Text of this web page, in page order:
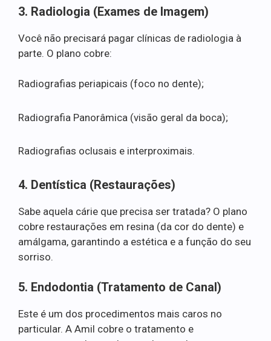
3. Radiologia (Exames de Imagem)
Você não precisará pagar clínicas de radiologia à
parte. O plano cobre:
Radiografias periapicais (foco no dente);
Radiografia Panorâmica (visão geral da boca);
Radiografias oclusais e interproximais.
4. Dentística (Restaurações)
Sabe aquela cárie que precisa ser tratada? O plano
cobre restaurações em resina (da cor do dente) e
amálgama, garantindo a estética e a função do seu
sorriso.
5. Endodontia (Tratamento de Canal)
Este é um dos procedimentos mais caros no
particular. A Amil cobre o tratamento e